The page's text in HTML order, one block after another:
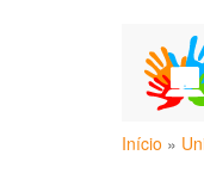
Você
Início »